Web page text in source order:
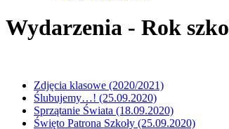
Wydarzenia - Rok
Zdjęcia klasowe (2020/2021)
Ślubujemy…! (25.09.2020)
Sprzątanie Świata (18.09.2020)
Święto Patrona Szkoły (25.09.2020)